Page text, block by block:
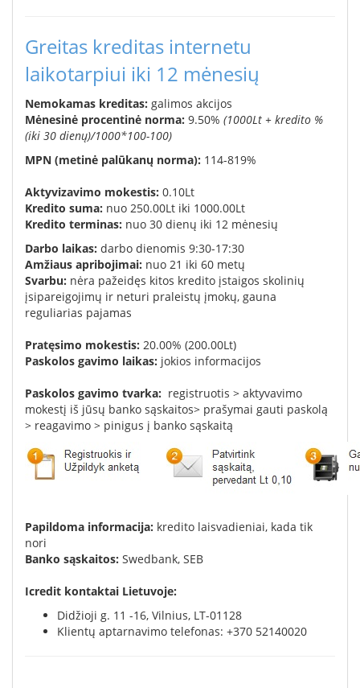
Greitas kreditas internetu
laikotarpiui iki 12 mėnesių
Nemokamas kreditas: galimos akcijos
Mėnesinė procentinė norma: 9.50% (1000Lt + kredito %
(iki 30 dienų)/1000*100-100)
MPN (metinė palūkanų norma): 114-819%
Aktyvizavimo mokestis: 0.10Lt
Kredito suma: nuo 250.00Lt iki 1000.00Lt
Kredito terminas: nuo 30 dienų iki 12 mėnesių
Darbo laikas: darbo dienomis 9:30-17:30
Amžiaus apribojimai: nuo 21 iki 60 metų
Svarbu: nėra pažeidęs kitos kredito įstaigos skolinių
įsipareigojimų ir neturi praleistų įmokų, gauna
reguliarias pajamas
Pratęsimo mokestis: 20.00% (200.00Lt)
Paskolos gavimo laikas: jokios informacijos
Paskolos gavimo tvarka: registruotis > aktyvavimo
mokestį iš jūsų banko sąskaitos> prašymai gauti paskolą
> reagavimo > pinigus į banko sąskaitą
Papildoma informacija: kredito laisvadieniai, kada tik
nori
Banko sąskaitos: Swedbank, SEB
Icredit kontaktai Lietuvoje:
Didžioji g. 11 -16, Vilnius, LT-01128
Klientų aptarnavimo telefonas: +370 52140020